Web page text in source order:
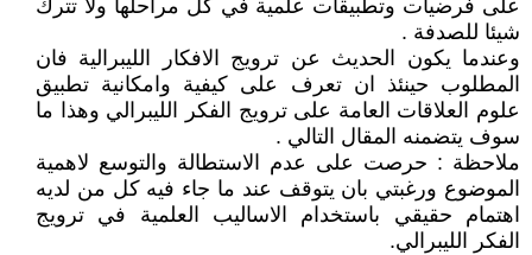
على فرضيات وتطبيقات علمية في كل مراحلها ولا تترك
شيئا للصدفة .
وعندما يكون الحديث عن ترويج الافكار الليبرالية فان
المطلوب حينئذ ان تعرف على كيفية وامكانية تطبيق
علوم العلاقات العامة على ترويج الفكر الليبرالي وهذا ما
سوف يتضمنه المقال التالي .
ملاحظة : حرصت على عدم الاستطالة والتوسع لاهمية
الموضوع ورغبتي بان يتوقف عند ما جاء فيه كل من لديه
اهتمام حقيقي باستخدام الاساليب العلمية في ترويج
الفكر الليبرالي.